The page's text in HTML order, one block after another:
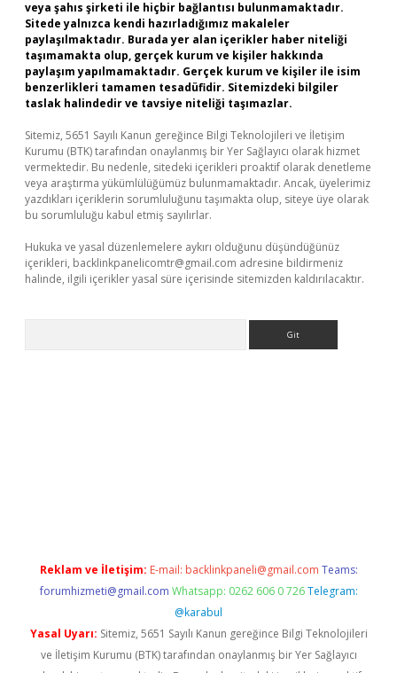
veya şahıs şirketi ile hiçbir bağlantısı bulunmamaktadır.
Sitede yalnızca kendi hazırladığımız makaleler
paylaşılmaktadır. Burada yer alan içerikler haber niteliği
taşımamakta olup, gerçek kurum ve kişiler hakkında
paylaşım yapılmamaktadır. Gerçek kurum ve kişiler ile isim
benzerlikleri tamamen tesadüfidir. Sitemizdeki bilgiler
taslak halindedir ve tavsiye niteliği taşımazlar.
Sitemiz, 5651 Sayılı Kanun gereğince Bilgi Teknolojileri ve İletişim
Kurumu (BTK) tarafından onaylanmış bir Yer Sağlayıcı olarak hizmet
vermektedir. Bu nedenle, sitedeki içerikleri proaktif olarak denetleme
veya araştırma yükümlülüğümüz bulunmamaktadır. Ancak, üyelerimiz
yazdıkları içeriklerin sorumluluğunu taşımakta olup, siteye üye olarak
bu sorumluluğu kabul etmiş sayılırlar.
Hukuka ve yasal düzenlemelere aykırı olduğunu düşündüğünüz
içerikleri, backlinkpanelicomtr@gmail.com adresine bildirmeniz
halinde, ilgili içerikler yasal süre içerisinde sitemizden kaldırılacaktır.
Reklam ve İletişim: E-mail: backlinkpaneli@gmail.com Teams:
forumhizmeti@gmail.com Whatsapp: 0262 606 0 726 Telegram:
@karabul
Yasal Uyarı: Sitemiz, 5651 Sayılı Kanun gereğince Bilgi Teknolojileri
ve İletişim Kurumu (BTK) tarafından onaylanmış bir Yer Sağlayıcı